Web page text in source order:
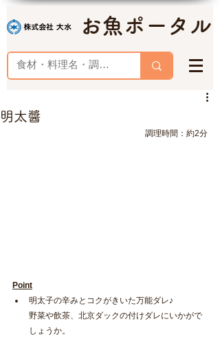
お魚ポータル
明太醬
調理時間：約2分
Point
明太子の辛みとコクがきいた万能ダレ♪
野菜や飲茶、北京ダックの付けダレにいかがで
しょうか。